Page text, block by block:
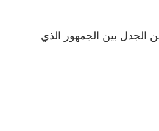
بين الجمهور الذي